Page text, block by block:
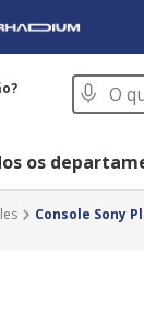
O que
os
Console Sony